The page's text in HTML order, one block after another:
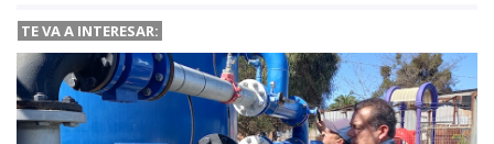
TE VA A INTERESAR: